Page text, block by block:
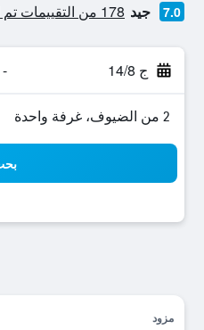
7.0 جيد 178 من التقييمات تم التحقق منها
ج 14/8 -
2 من الضيوف، غرفة واحدة
مزود